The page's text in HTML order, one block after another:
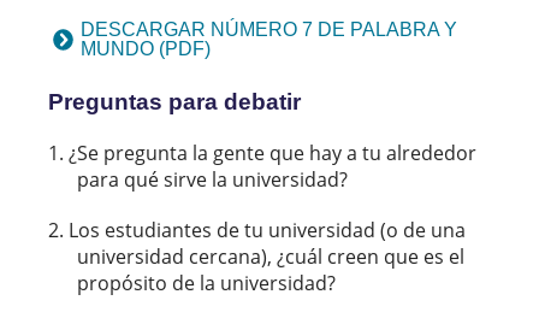
DESCARGAR NÚMERO 7 DE PALABRA Y
MUNDO (PDF)
Preguntas para debatir
¿Se pregunta la gente que hay a tu alrededor
para qué sirve la universidad?
Los estudiantes de tu universidad (o de una
universidad cercana), ¿cuál creen que es el
propósito de la universidad?